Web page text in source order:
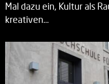
Mal dazu ein, Kultur als
kreativen…